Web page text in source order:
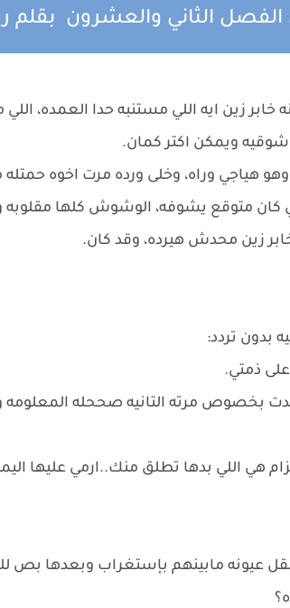
الفصل الثاني والعشرون بقلم
خابر زين ايه اللي مستنبه حدا العمده،
شوقيه ويمكن اكتر كمان.
هياجي وراه، وخلى ورده مرت اخوه
كان متوقع يشوفه، الوشوش كلها
زين محدش هيرده، وقد كان.
بدون تردد:
ذمتي.
بخصوص مرته التانيه صححله المعلومه
هي اللي بدها تطلق منك..ارمي عليها
عيونه مابينهم بإستغراب وبعدها بص